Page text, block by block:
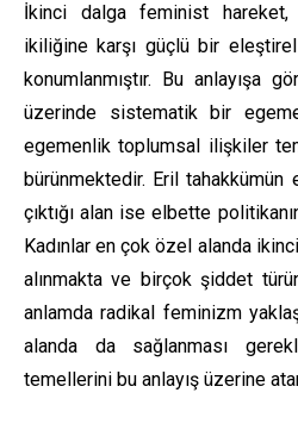
İkinci dalga feminist
ikiliğine karşı güçlü bir
konumlanmıştır. Bu anlayışa
üzerinde sistematik bir
egemenlik toplumsal ilişkiler
bürünmektedir. Eril
çıktığı alan ise elbette
Kadınlar en çok özel alanda
alınmakta ve birçok şiddet
anlamda radikal feminizm
alanda da sağlanması
temellerini bu anlayış üzerine